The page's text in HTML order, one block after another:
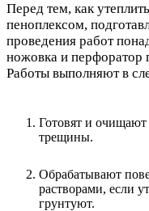
Перед тем, как
пеноплексом,
проведения работ
ножовка и перфоратор
Работы выполняют в
Готовят и
трещины.
Обрабатывают
растворами, если
грунтуют.